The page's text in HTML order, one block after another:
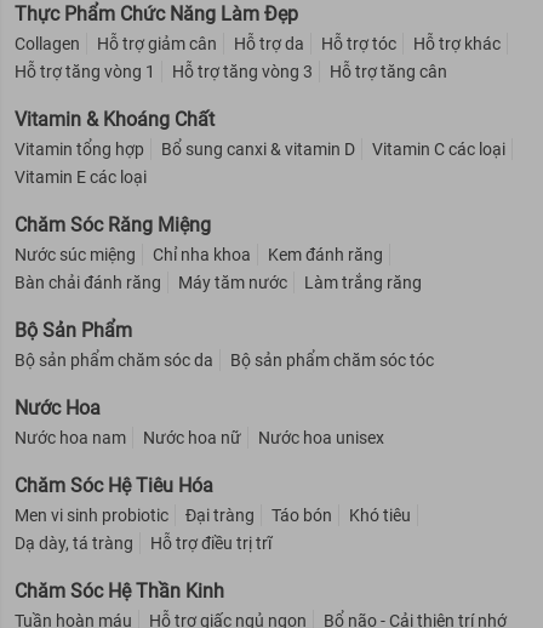
Thực Phẩm Chức Năng Làm Đẹp
Collagen Hỗ trợ giảm cân Hỗ trợ da Hỗ trợ tóc
Hỗ trợ khác
Hỗ trợ tăng vòng 1
Hỗ trợ tăng vòng 3 Hỗ trợ tăng cân
Vitamin & Khoáng Chất
Vitamin tổng hợp Bổ sung canxi & vitamin D
Vitamin C các loại
Vitamin E các loại
Chăm Sóc Răng Miệng
Nước súc miệng Chỉ nha khoa
Kem đánh răng
Bàn chải đánh răng
Máy tăm nước Làm trắng răng
Bộ Sản Phẩm
Bộ sản phẩm chăm sóc da Bộ sản phẩm chăm sóc tóc
Nước Hoa
Nước hoa nam Nước hoa nữ Nước hoa unisex
Chăm Sóc Hệ Tiêu Hóa
Men vi sinh probiotic Đại tràng Táo bón
Khó tiêu
Dạ dày, tá tràng
Hỗ trợ điều trị trĩ
Chăm Sóc Hệ Thần Kinh
Tuần hoàn máu Hỗ trợ giấc ngủ ngon Bổ não - Cải thiện trí nhớ